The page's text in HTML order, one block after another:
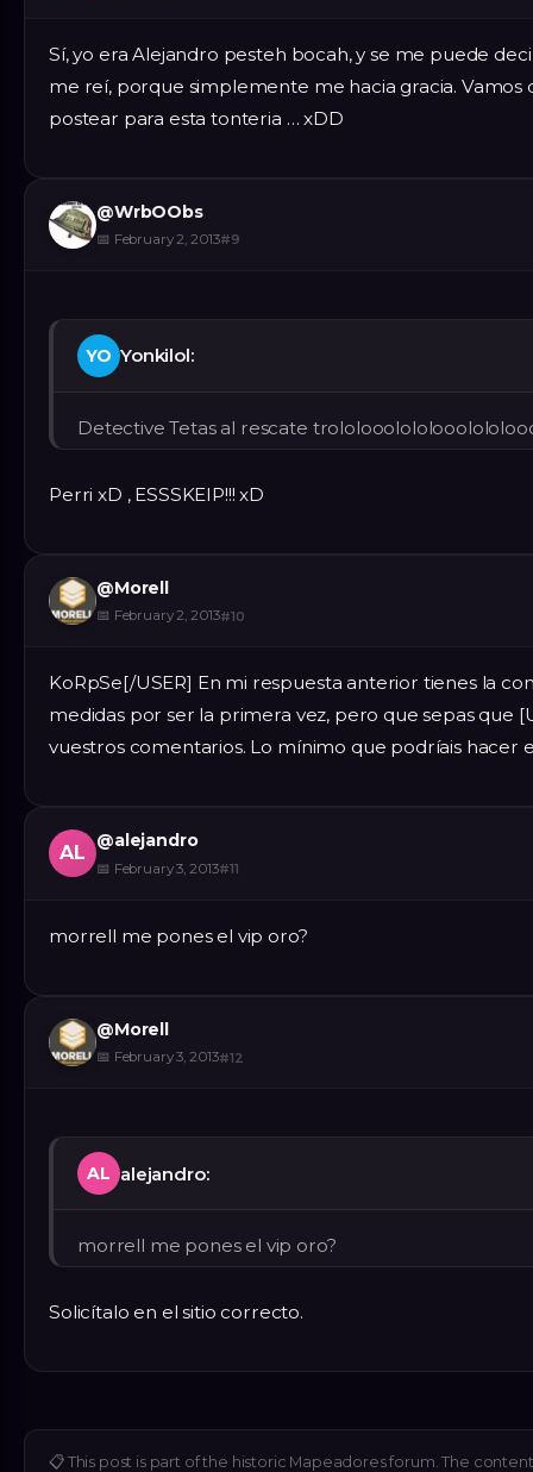
Sí, yo era Alejandro pesteh bocah, y se me puede
me reí, porque simplemente me hacia gracia.
postear para esta tonteria … xDD
@WrbOObs
📅 February 2, 2013#9
YO Yonkilol:
Detective Tetas al rescate
Perri xD , ESSSKEIP!!! xD
@Morell
📅 February 2, 2013#10
KoRpSe[/USER] En mi respuesta anterior tienes la
medidas por ser la primera vez, pero que sepas que
vuestros comentarios. Lo mínimo que podríais hacer
AL
@alejandro
📅 February 3, 2013#11
morrell me pones el vip oro?
@Morell
📅 February 3, 2013#12
AL alejandro:
morrell me pones el vip oro?
Solicítalo en el sitio correcto.
📋 This post is part of the historic Mapeadores forum. The